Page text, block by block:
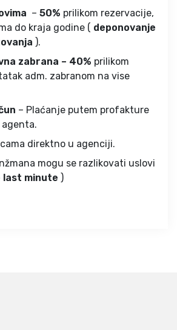
– 50% prilikom rezervacije,
do kraja godine ( deponovanje
).
zabrana – 40% prilikom
adm. zabranom na vise
– Plaćanje putem profakture
direktno u agenciji.
mogu se razlikovati uslovi
last minute )